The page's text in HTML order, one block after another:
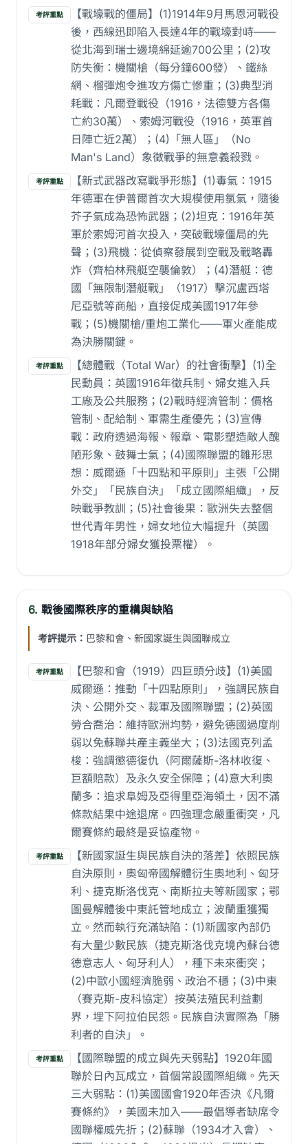
考評重點
【戰壕戰的僵局】(1)1914年9月馬恩河戰役
後，西線迅即陷入長達4年的戰壕對峙——
從北海到瑞士邊境綿延逾700公里；(2)攻
防失衡：機關槍（每分鐘600發）、鐵絲
網、榴彈炮令進攻方傷亡慘重；(3)典型消
耗戰：凡爾登戰役（1916，法德雙方各傷
亡約30萬）、索姆河戰役（1916，英軍首
日陣亡近2萬）；(4)「無人區」（No
Man's Land）象徵戰爭的無意義殺戮。
考評重點
【新式武器改寫戰爭形態】(1)毒氣：1915
年德軍在伊普爾首次大規模使用氯氣，隨後
芥子氣成為恐怖武器；(2)坦克：1916年英
軍於索姆河首次投入，突破戰壕僵局的先
聲；(3)飛機：從偵察發展到空戰及戰略轟
炸（齊柏林飛艇空襲倫敦）；(4)潛艇：德
國「無限制潛艇戰」（1917）擊沉盧西塔
尼亞號等商船，直接促成美國1917年參
戰；(5)機關槍/重炮工業化——軍火產能成
為決勝關鍵。
考評重點
【總體戰（Total War）的社會衝擊】(1)全
民動員：英國1916年徵兵制、婦女進入兵
工廠及公共服務；(2)戰時經濟管制：價格
管制、配給制、軍需生產優先；(3)宣傳
戰：政府透過海報、報章、電影塑造敵人醜
陋形象、鼓舞士氣；(4)國際聯盟的雛形思
想：威爾遜「十四點和平原則」主張「公開
外交」「民族自決」「成立國際組織」，反
映戰爭教訓；(5)社會後果：歐洲失去整個
世代青年男性，婦女地位大幅提升（英國
1918年部分婦女獲投票權）。
6. 戰後國際秩序的重構與缺陷
考評提示： 巴黎和會、新國家誕生與國聯成立
考評重點
【巴黎和會（1919）四巨頭分歧】(1)美國
威爾遜：推動「十四點原則」，強調民族自
決、公開外交、裁軍及國際聯盟；(2)英國
勞合喬治：維持歐洲均勢，避免德國過度削
弱以免蘇聯共產主義坐大；(3)法國克列孟
梭：強調懲德復仇（阿爾薩斯-洛林收復、
巨額賠款）及永久安全保障；(4)意大利奧
蘭多：追求阜姆及亞得里亞海領土，因不滿
條款結果中途退席。四強理念嚴重衝突，凡
爾賽條約最終是妥協產物。
考評重點
【新國家誕生與民族自決的落差】依照民族
自決原則，奧匈帝國解體衍生奧地利、匈牙
利、捷克斯洛伐克、南斯拉夫等新國家；鄂
圖曼解體後中東託管地成立；波蘭重獲獨
立。然而執行充滿缺陷：(1)新國家內部仍
有大量少數民族（捷克斯洛伐克境內蘇台德
德意志人、匈牙利人），種下未來衝突；
(2)中歐小國經濟脆弱、政治不穩；(3)中東
（賽克斯-皮科協定）按英法殖民利益劃
界，埋下阿拉伯民怨。民族自決實際為「勝
利者的自決」。
考評重點
【國際聯盟的成立與先天弱點】1920年國
聯於日內瓦成立，首個常設國際組織。先天
三大弱點：(1)美國國會1920年否決《凡爾
賽條約》，美國未加入——最倡導者缺席令
國聯權威先折；(2)蘇聯（1934才入會）、